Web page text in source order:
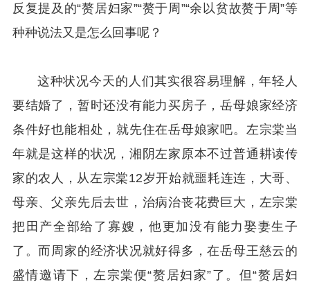
反复提及的“赘居妇家”“赘于周”“余以贫故赘于周”等
种种说法又是怎么回事呢？
这种状况今天的人们其实很容易理解，年轻人
要结婚了，暂时还没有能力买房子，岳母娘家经济
条件好也能相处，就先住在岳母娘家吧。左宗棠当
年就是这样的状况，湘阴左家原本不过普通耕读传
家的农人，从左宗棠12岁开始就噩耗连连，大哥、
母亲、父亲先后去世，治病治丧花费巨大，左宗棠
把田产全部给了寡嫂，他更加没有能力娶妻生子
了。而周家的经济状况就好得多，在岳母王慈云的
盛情邀请下，左宗棠便“赘居妇家”了。但“赘居妇